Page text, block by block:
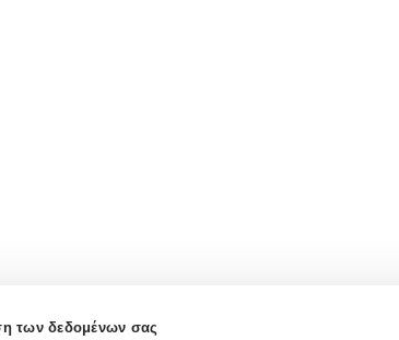
των δεδομένων σας